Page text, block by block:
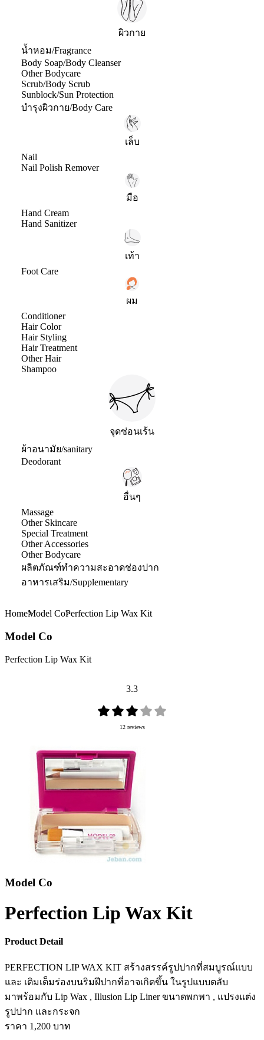
ผิวกาย
น้ำหอม/Fragrance
Body Soap/Body Cleanser
Other Bodycare
Scrub/Body Scrub
Sunblock/Sun Protection
บำรุงผิวกาย/Body Care
เล็บ
Nail
Nail Polish Remover
มือ
Hand Cream
Hand Sanitizer
เท้า
Foot Care
ผม
Conditioner
Hair Color
Hair Styling
Hair Treatment
Other Hair
Shampoo
จุดซ่อนเร้น
ผ้าอนามัย/sanitary
Deodorant
อื่นๆ
Massage
Other Skincare
Special Treatment
Other Accessories
Other Bodycare
ผลิตภัณฑ์ทำความสะอาดช่องปาก
อาหารเสริม/Supplementary
HomeModel CoPerfection Lip Wax Kit
Model Co
Perfection Lip Wax Kit
3.3
12 reviews
Model Co
Perfection Lip Wax Kit
Product Detail
PERFECTION LIP WAX KIT สร้างสรรค์รูปปากที่สมบูรณ์แบบ
และ เติมเต็มร่องบนริมฝีปากที่อาจเกิดขึ้น ในรูปแบบตลับ
มาพร้อมกับ Lip Wax , Illusion Lip Liner ขนาดพกพา , แปรงแต่ง
รูปปาก และกระจก
ราคา 1,200 บาท